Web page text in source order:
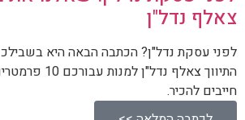
צאלף נדל"ן
לפני עסקת נדל"ן? הכתבה הבאה היא
התיווך צאלף
חייבים להכיר.